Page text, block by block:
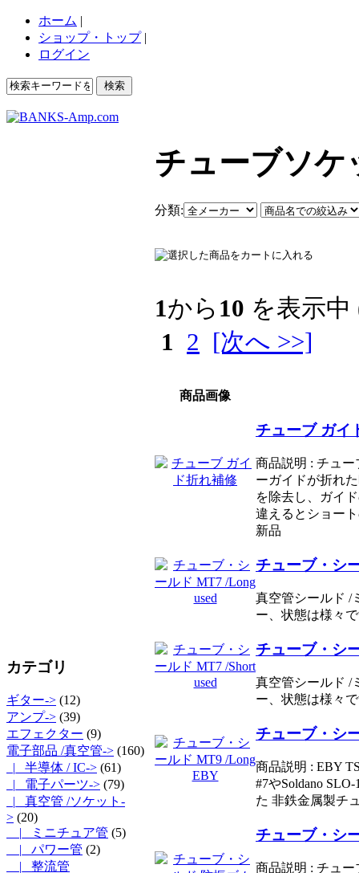
ホーム |
ショップ・トップ|
ログイン
カテゴリ
ギター-> (12)
アンプ-> (39)
エフェクター (9)
電子部品 /真空管-> (160)
|_ 半導体 / IC-> (61)
|_ 電子パーツ-> (79)
|_ 真空管 /ソケット -
> (20)
|_ ミニチュア管 (5)
|_ パワー管 (2)
|_ 整流管
チューブソケ
分類:
1から 10 を表示
1 2 [次へ >>]
商品画像
チューブ ガイ
商品説明 : チュ
ーガイドが折れ
を除去し、ガイ
違えるとショー
新品
チューブ・シ
真空管シールド /
ー、状態は様々
チューブ・シ
真空管シールド /
ー、状態は様々
チューブ・シ
商品説明 : EBY
#7やSoldano
た 非鉄金属製チ
チューブ・シ
商品説明 : チュ